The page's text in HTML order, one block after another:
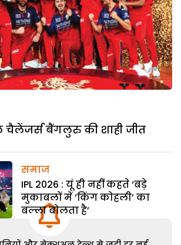
चैलेंजर्स बैंगलुरु की शाही जीत
समाज
IPL 2026 : यूं ही नहीं कहते ‘बड़े
मुकाबलों में ‘किंग कोहली’ का
बल्ला बोलता है’